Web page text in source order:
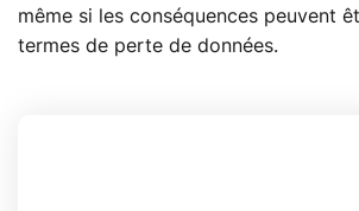
même si les conséquences peuvent
termes de perte de données.